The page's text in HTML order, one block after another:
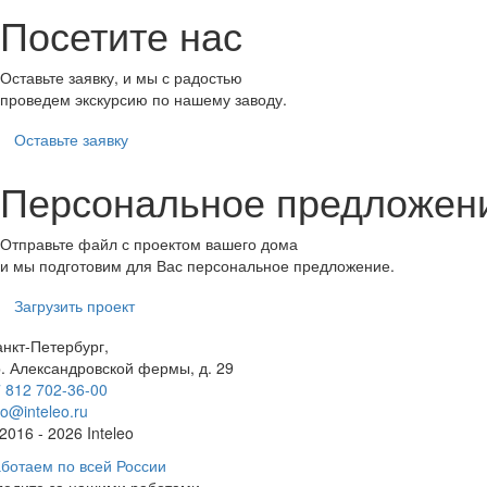
Посетите нас
Оставьте заявку, и мы с радостью
проведем экскурсию по нашему заводу.
Оставьте заявку
Персональное
Отправьте файл с проектом вашего дома
и мы подготовим для Вас персональное предложение.
Загрузить проект
Петербург,
Александровской фермы, д. 29
812 702-36-00
- 2026 Inteleo
по всей России